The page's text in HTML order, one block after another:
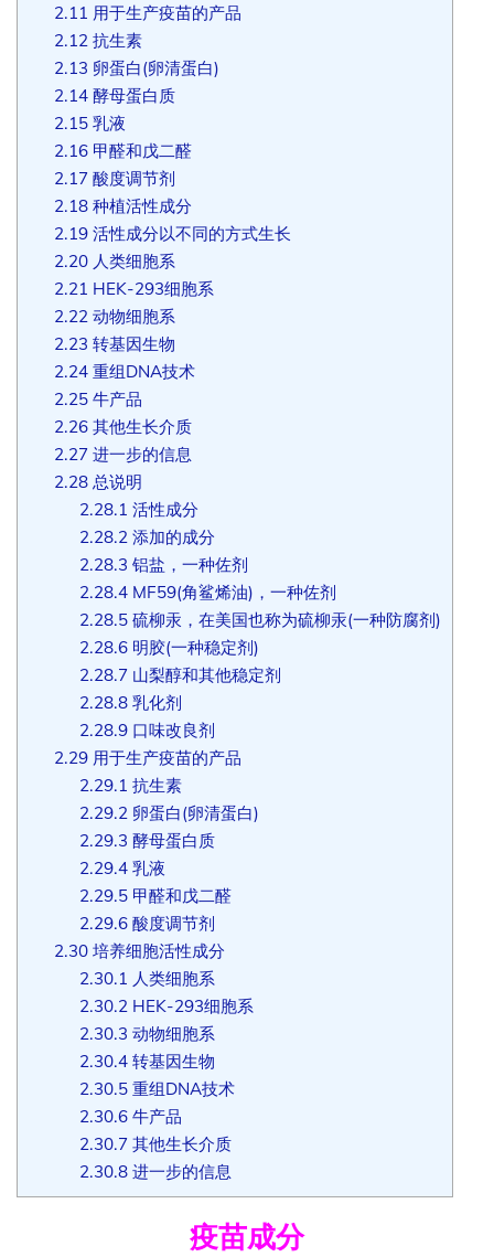
2.11 用于生产疫苗的产品
2.12抗生素
2.13 卵蛋白(卵清蛋白)
2.14酵母蛋白质
2.15乳液
2.16甲醛和戊二醛
2.17酸度调节剂
2.18种植活性成分
2.19活性成分以不同的方式生长
2.20人类细胞系
2.21 HEK-293细胞系
2.22动物细胞系
2.23 转基因生物
2.24重组DNA技术
2.25牛产品
2.26其他生长介质
2.27进一步的信息
2.28总说明
2.28.1 活性成分
2.28.2添加的成分
2.28.3 铝盐，一种佐剂
2.28.4MF59(角鲨烯油)，一种佐剂
2.28.5硫柳汞，在美国也称为硫柳汞(一种防腐剂)
2.28.6明胶(一种稳定剂)
2.28.7山梨醇和其他稳定剂
2.28.8乳化剂
2.28.9口味改良剂
2.29用于生产疫苗的产品
2.29.1 抗生素
2.29.2卵蛋白(卵清蛋白)
2.29.3 酵母蛋白质
2.29.4乳液
2.29.5甲醛和戊二醛
2.29.6酸度调节剂
2.30培养细胞活性成分
2.30.1 人类细胞系
2.30.2HEK-293细胞系
2.30.3 动物细胞系
2.30.4转基因生物
2.30.5重组DNA技术
2.30.6牛产品
2.30.7其他生长介质
2.30.8进一步的信息
疫苗成分